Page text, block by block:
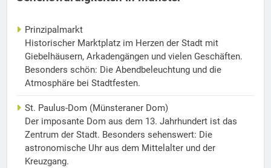
Prinzipalmarkt
Historischer Marktplatz im Herzen der Stadt mit
Giebelhäusern, Arkadengängen und vielen Geschäften.
Besonders schön: Die Abendbeleuchtung und die
Atmosphäre bei Stadtfesten.
St. Paulus-Dom (Münsteraner Dom)
Der imposante Dom aus dem 13. Jahrhundert ist das
Zentrum der Stadt. Besonders sehenswert: Die
astronomische Uhr aus dem Mittelalter und der
Kreuzgang.